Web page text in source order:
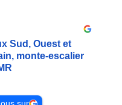
Sud, Ouest et
monte-escalier